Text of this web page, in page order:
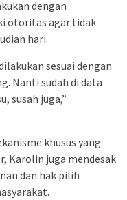
dengan
otoritas agar tidak
hari.
sesuai dengan
Nanti sudah di data
susah juga,”
khusus yang
Karolin juga mendesak
dan hak pilih